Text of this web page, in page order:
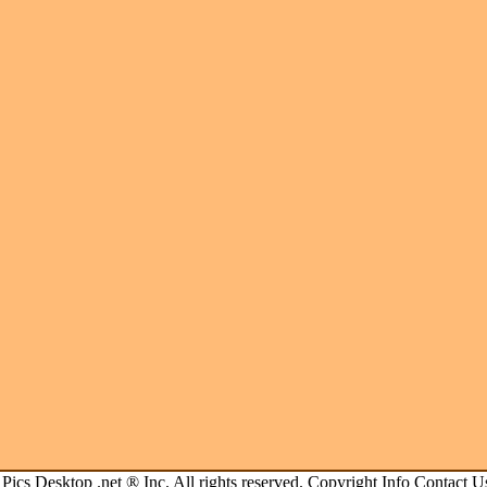
Pics Desktop .net ® Inc. All rights reserved. Copyright Info Contact